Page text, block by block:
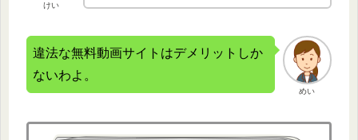
けい
めい
違法な無料動画サイトはデメリットしか
ないわよ。